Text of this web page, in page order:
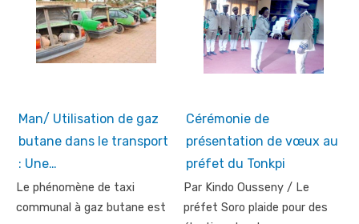
Man/ Utilisation de gaz
butane dans le transport
: Une…
Le phénomène de taxi
communal à gaz butane est
Cérémonie de
présentation de vœux au
préfet du Tonkpi
Par Kindo Ousseny / Le
préfet Soro plaide pour des